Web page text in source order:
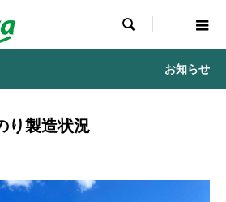

お知らせ
り製造状況